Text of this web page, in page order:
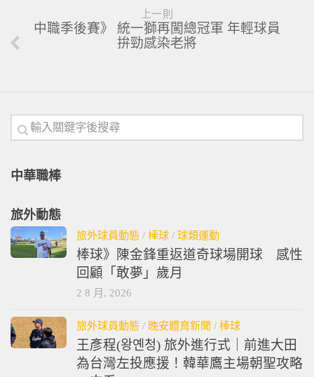
上一則
中職季後賽》 統一獅再闖總冠軍 年輕球員
拚勁感染老將
中華職棒
旅外動態
旅外球員動態 / 棒球 / 球類運動
棒球》陳金鋒重返道奇球場開球 感性
回顧「敢夢」歲月
2 8 月, 2026
旅外球員動態 / 晚安體育新聞 / 棒球
王彥程(왕옌청) 旅外進行式｜前進大田
為台灣左投應援！韓華鷹主場朝聖攻略